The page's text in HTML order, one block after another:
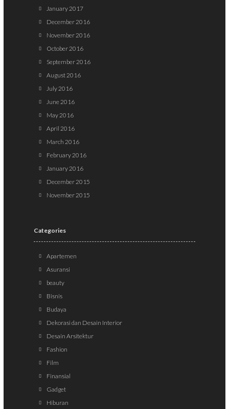
January 2017
December 2016
November 2016
October 2016
September 2016
August 2016
July 2016
June 2016
May 2016
April 2016
March 2016
February 2016
January 2016
December 2015
November 2015
Categories
Apartemen
Asuransi
beauty
Bisnis
Budaya
Dekorasi dan Desain Interior
Desain Arsitektur
Fashion
Film
Finansial
Gadget
Hiburan